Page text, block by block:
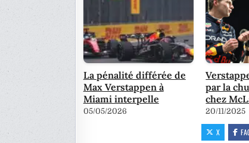
La pénalité différée de
Max Verstappen à
Miami interpelle
05/05/2026
par la
chez
20/11/2025
X